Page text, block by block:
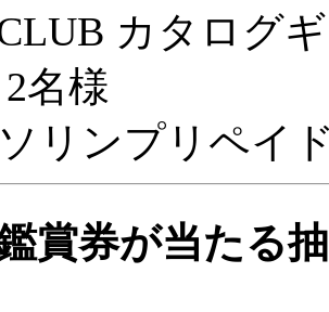
カタログ
名様
ソリンプリペイ
賞券が当たる